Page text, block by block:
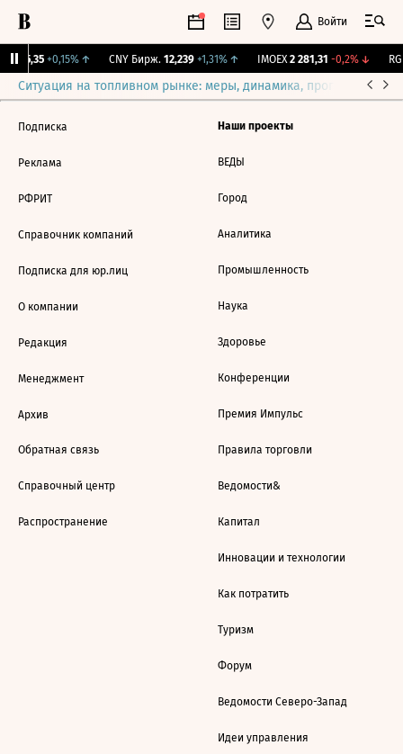
Войти
115,35 +0,15%↑ CNY Бирж. 12,239 +1,31%↑ IMOEX 2 281,31 -0,2%↓
Ситуация на топливном рынке: меры, динамика, прогнозы
Подписка
Реклама
РФРИТ
Справочник компаний
Подписка для юр.лиц
О компании
Редакция
Менеджмент
Архив
Обратная связь
Справочный центр
Распространение
Наши проекты
ВЕДЫ
Город
Аналитика
Промышленность
Наука
Здоровье
Конференции
Премия Импульс
Правила торговли
Ведомости&
Капитал
Инновации и технологии
Как потратить
Туризм
Форум
Ведомости Северо-Запад
Идеи управления